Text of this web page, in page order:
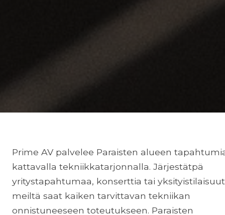
Prime AV palvelee Paraisten alueen
kattavalla tekniikkatarjonnalla. Järjestätpä
yritystapahtumaa, konserttia tai
meiltä saat kaiken tarvittavan tekniikan
onnistuneeseen toteutukseen. Paraisten